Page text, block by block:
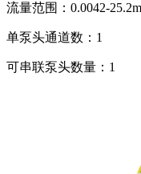
流量范围：0.0042-
单泵头通道数：1
可串联泵头数量：1